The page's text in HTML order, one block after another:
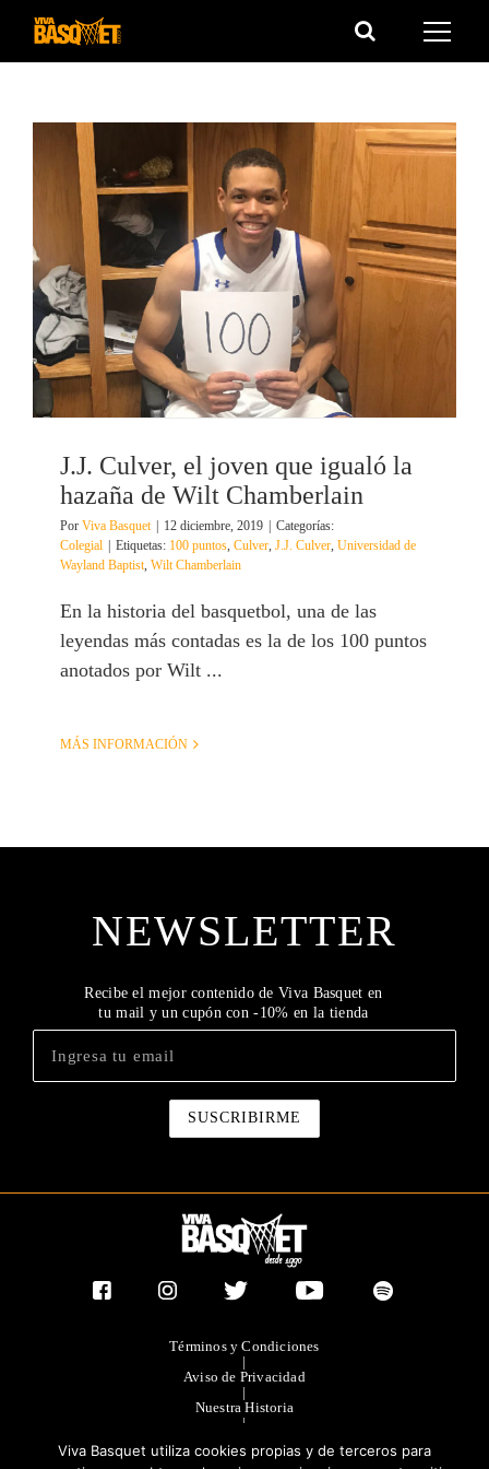
Saltar
J.J. Culver, el joven que igualó la
hazaña de Wilt Chamberlain
Por Viva Basquet | 12 diciembre, 2019 | Categorías:
Colegial | Etiquetas: 100 puntos Culver J.J. Culver Universidad de
Wayland Baptist Wilt Chamberlain
En la historia del basquetbol, una de las
leyendas más contadas es la de los 100 puntos
anotados por Wilt ...
MÁS INFORMACIÓN
NEWSLETTER
Recibe el mejor contenido de Viva Basquet en
tu mail y un cupón con -10% en la tienda
Términos y Condiciones
|
Aviso de Privacidad
|
Nuestra Historia
|
|
Viva Basquet utiliza cookies propias y de terceros para